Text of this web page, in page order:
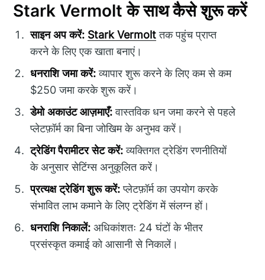
Stark Vermolt के साथ कैसे शुरू करें
साइन अप करें: Stark Vermoltतक पहुंच प्राप्त
करने के लिए एक खाता बनाएं।
धनराशि जमा करें:व्यापार शुरू करने के लिए कम से कम
$250 जमा करके शुरू करें।
डेमो अकाउंट आज़माएँ:वास्तविक धन जमा करने से पहले
प्लेटफ़ॉर्म का बिना जोखिम के अनुभव करें।
ट्रेडिंग पैरामीटर सेट करें:व्यक्तिगत ट्रेडिंग रणनीतियों
के अनुसार सेटिंग्स अनुकूलित करें।
प्रत्यक्ष ट्रेडिंग शुरू करें:प्लेटफ़ॉर्म का उपयोग करके
संभावित लाभ कमाने के लिए ट्रेडिंग में संलग्न हों।
धनराशि निकालें: अधिकांशतः 24 घंटों के भीतर
प्रसंस्कृत कमाई को आसानी से निकालें।